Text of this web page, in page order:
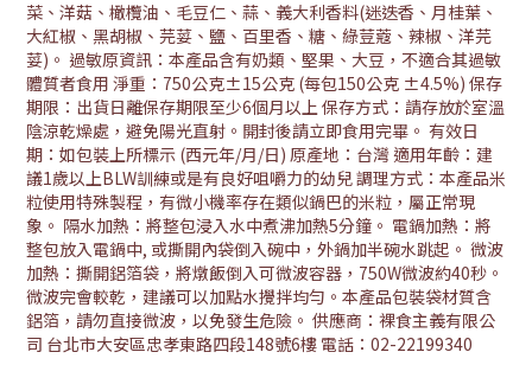
菜、洋菇、橄欖油、毛豆仁、蒜、義大利香料(迷迭香、月桂葉、
大紅椒、黑胡椒、芫荽、鹽、百里香、糖、綠荳蔻、辣椒、洋芫
荽)。 過敏原資訊：本產品含有奶類、堅果、大豆，不適合其過敏
體質者食用 淨重：750公克±15公克 (每包150公克 ±4.5%) 保存
期限：出貨日離保存期限至少6個月以上 保存方式：請存放於室溫
陰涼乾燥處，避免陽光直射。開封後請立即食用完畢。 有效日
期：如包裝上所標示 (西元年/月/日) 原產地：台灣 適用年齡：建
議1歲以上BLW訓練或是有良好咀嚼力的幼兒 調理方式：本產品米
粒使用特殊製程，有微小機率存在類似鍋巴的米粒，屬正常現
象。 隔水加熱：將整包浸入水中煮沸加熱5分鐘。 電鍋加熱：將
整包放入電鍋中, 或撕開內袋倒入碗中，外鍋加半碗水跳起。 微波
加熱：撕開鋁箔袋，將燉飯倒入可微波容器，750W微波約40秒。
微波完會較乾，建議可以加點水攪拌均勻。本產品包裝袋材質含
鋁箔，請勿直接微波，以免發生危險。 供應商：裸食主義有限公
司 台北市大安區忠孝東路四段148號6樓 電話：02-22199340